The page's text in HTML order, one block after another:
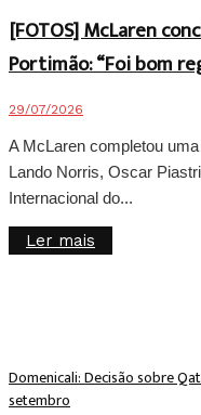
[FOTOS] McLaren
Portimão: “Foi bom
29/07/2026
A McLaren completou
Lando Norris, Oscar
Internacional do...
Ler mais
Domenicali: Decisão sobre
setembro